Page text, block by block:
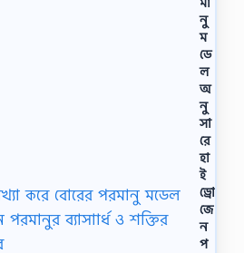
নু
ম
ডে
ল
অ
নু
সা
রে
হা
ই
ড্রো
জে
ন
প